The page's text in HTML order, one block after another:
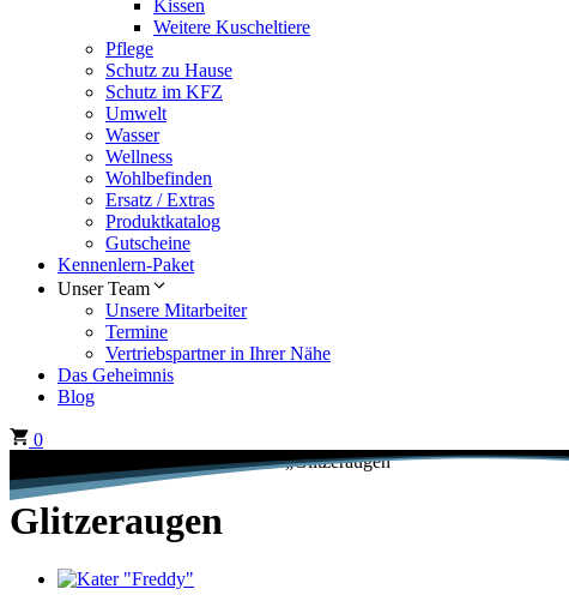
Kissen
Weitere Kuscheltiere
Pflege
Schutz zu Hause
Schutz im KFZ
Umwelt
Wasser
Wellness
Wohlbefinden
Ersatz / Extras
Produktkatalog
Gutscheine
Kennenlern-Paket
Unser Team
Unsere Mitarbeiter
Termine
Vertriebspartner in Ihrer Nähe
Das Geheimnis
Blog
0
/ Produkte verschlagwortet mit „Glitzeraugen“
Glitzeraugen